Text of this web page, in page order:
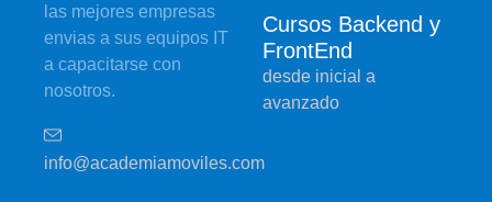
las mejores empresas
envias a sus equipos IT
a capacitarse con
nosotros.
info@academiamoviles.com
Cursos Backend y
FrontEnd
desde inicial a
avanzado